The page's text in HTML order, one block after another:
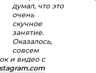
думал, что это
очень
скучное
занятие.
Оказалось,
совсем
и видео с